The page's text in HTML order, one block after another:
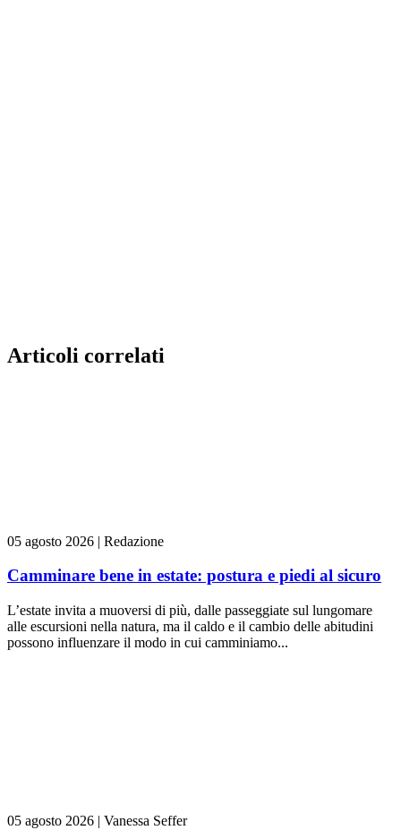
Articoli correlati
05 agosto 2026 | Redazione
Camminare bene in estate: postura e piedi al sicuro
L’estate invita a muoversi di più, dalle passeggiate sul lungomare
alle escursioni nella natura, ma il caldo e il cambio delle abitudini
possono influenzare il modo in cui camminiamo...
05 agosto 2026 | Vanessa Seffer